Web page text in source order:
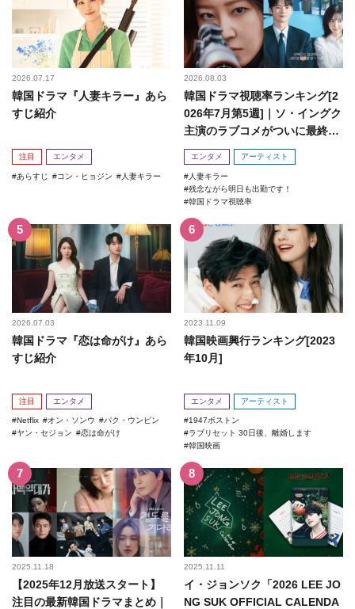
2026.07.17
韓国ドラマ『人妻キラー』あら
すじ紹介
注目 エンタメ
あらすじ コン・ヒョジン 人妻キラー
2026.08.03
韓国ドラマ視聴率ランキング[2
026年7月第5週]｜ソ・イングク
主演のラブコメがついに最終
回！
エンタメ アーティスト
人妻キラー
残念ながら明日も出勤です！
韓国ドラマ視聴率
2026.07.03
韓国ドラマ『恋は命がけ』あら
すじ紹介
注目 エンタメ
Netflix オン・ソンウ
パク・ウンビン
ヤン・セジョン
恋は命がけ
2023.11.09
韓国映画興行ランキング[2023
年10月]
エンタメ アーティスト
1947ボストン
ラブリセット 30日後、離婚します
韓国映画
2025.11.18
【2025年12月放送スタート】
注目の最新韓国ドラマまとめ｜
2025.11.11
イ・ジョンソク「2026 LEE JO
NG SUK OFFICIAL CALENDA